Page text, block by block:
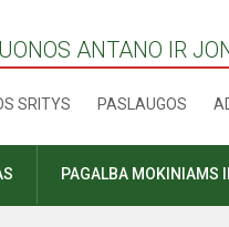
ANTANO IR
SRITYS PASLAUGOS
PAGALBA MOKINIAMS